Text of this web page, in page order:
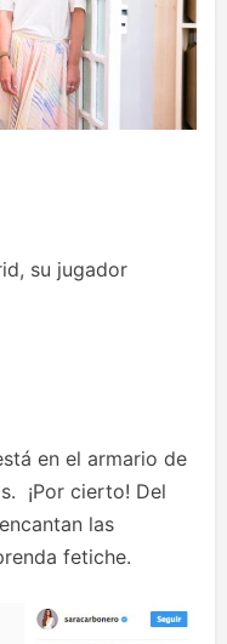
su jugador
en el armario de
¡Por cierto! Del
las
fetiche.